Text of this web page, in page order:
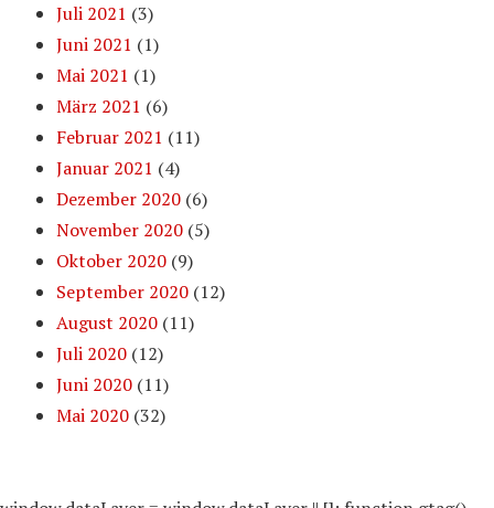
Juli 2021 (3)
Juni 2021 (1)
Mai 2021 (1)
März 2021 (6)
Februar 2021 (11)
Januar 2021 (4)
Dezember 2020 (6)
November 2020 (5)
Oktober 2020 (9)
September 2020 (12)
August 2020 (11)
Juli 2020 (12)
Juni 2020 (11)
Mai 2020 (32)